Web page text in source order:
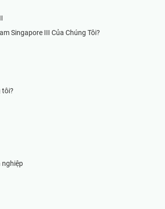
Singapore III Của Chúng Tôi?
tôi?
nghiệp